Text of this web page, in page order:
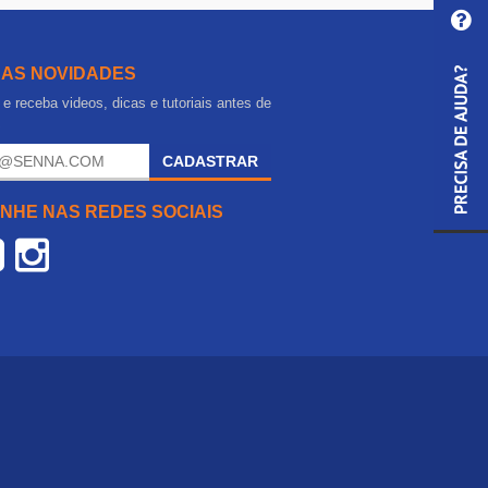
NOVIDADES
e receba videos, dicas e tutoriais antes de
CADASTRAR
NAS REDES SOCIAIS